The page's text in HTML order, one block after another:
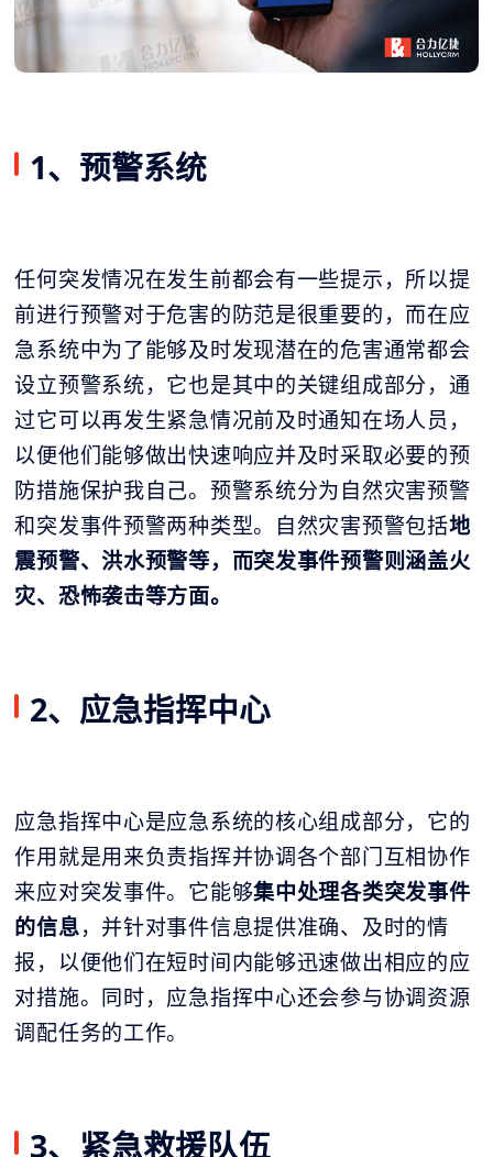
1、预警系统
任何突发情况在发生前都会有一些提示，所以提
前进行预警对于危害的防范是很重要的，而在应
急系统中为了能够及时发现潜在的危害通常都会
设立预警系统，它也是其中的关键组成部分，通
过它可以再发生紧急情况前及时通知在场人员，
以便他们能够做出快速响应并及时采取必要的预
防措施保护我自己。预警系统分为自然灾害预警
和突发事件预警两种类型。自然灾害预警包括地
震预警、洪水预警等，而突发事件预警则涵盖火
灾、恐怖袭击等方面。
2、应急指挥中心
应急指挥中心是应急系统的核心组成部分，它的
作用就是用来负责指挥并协调各个部门互相协作
来应对突发事件。它能够集中处理各类突发事件
的信息，并针对事件信息提供准确、及时的情
报，以便他们在短时间内能够迅速做出相应的应
对措施。同时，应急指挥中心还会参与协调资源
调配任务的工作。
3、紧急救援队伍